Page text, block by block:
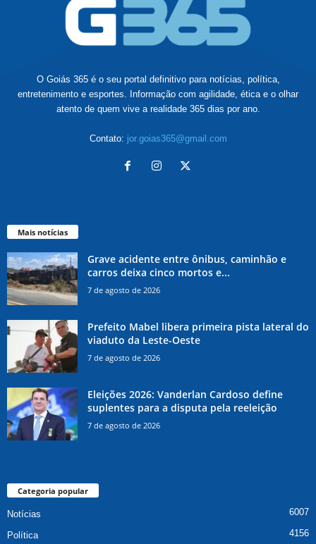
O Goiás 365 é o seu portal definitivo para notícias, política,
entretenimento e esportes. Informação com agilidade, ética e o olhar
atento de quem vive a realidade 365 dias por ano.
Contato: jor.goias365@gmail.com
Mais notícias
Grave acidente entre ônibus, caminhão e
carros deixa cinco mortos e...
7 de agosto de 2026
Prefeito Mabel libera primeira pista lateral do
viaduto da Leste-Oeste
7 de agosto de 2026
Eleições 2026: Vanderlan Cardoso define
suplentes para a disputa pela reeleição
7 de agosto de 2026
Categoria popular
Notícias 6007
Política 4156